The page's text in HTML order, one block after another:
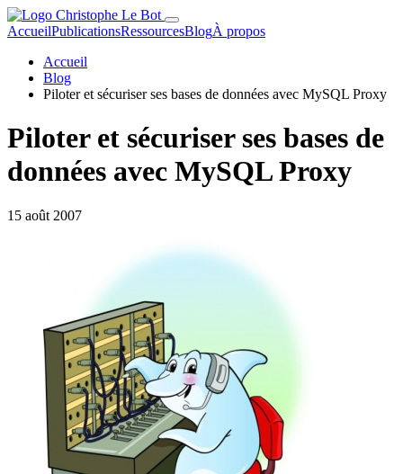
AccueilPublicationsRessourcesBlogÀ propos
Accueil
Blog
Piloter et sécuriser ses bases de données avec MySQL Proxy
Piloter et sécuriser ses bases de
données avec MySQL Proxy
15 août 2007